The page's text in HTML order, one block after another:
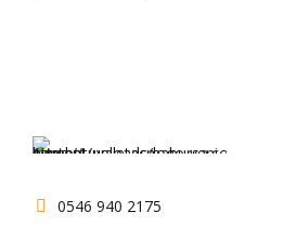
0546 940 2175